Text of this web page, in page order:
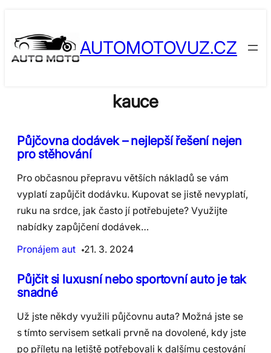
content
AUTOMOTOVUZ.CZ
kauce
Půjčovna dodávek – nejlepší řešení nejen
pro stěhování
Pro občasnou přepravu větších nákladů se vám
vyplatí zapůjčit dodávku. Kupovat se jistě nevyplatí,
ruku na srdce, jak často jí potřebujete? Využijte
nabídky zapůjčení dodávek…
Pronájem aut
21. 3. 2024
Půjčit si luxusní nebo sportovní auto je tak
snadné
Už jste někdy využili půjčovnu auta? Možná jste se
s tímto servisem setkali prvně na dovolené, kdy jste
po příletu na letiště potřebovali k dalšímu cestování